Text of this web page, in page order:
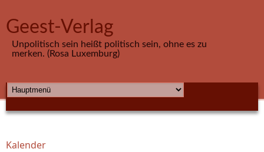
Geest-Verlag
Unpolitisch sein heißt politisch sein, ohne es zu
merken. (Rosa Luxemburg)
HAUPTMENÜ
Sie sind hier
Kalender